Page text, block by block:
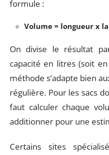
formule :
Volume = longueur x
On divise le résultat
capacité en litres (soit
méthode s’adapte bien
régulière. Pour les sacs
faut calculer chaque
additionner pour une
Certains sites